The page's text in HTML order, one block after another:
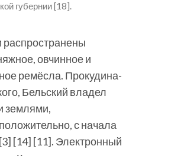
губернии [18].
овчинное и
ремёсла. Прокудина-
Бельский владел
землями,
с начала
[14] [11]. Электронный